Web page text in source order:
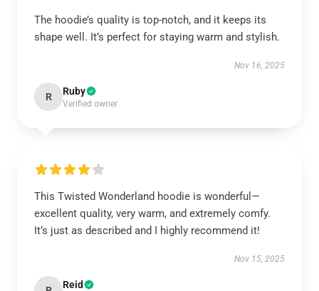
The hoodie’s quality is top-notch, and it keeps its
shape well. It’s perfect for staying warm and stylish.
Nov 16, 2025
R Ruby
Verified owner
This Twisted Wonderland hoodie is wonderful—
excellent quality, very warm, and extremely comfy.
It’s just as described and I highly recommend it!
Nov 15, 2025
Reid